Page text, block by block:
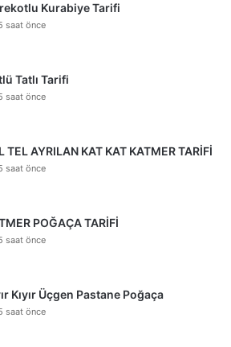
Kurabiye Tarifi
saat önce
Tatlı Tarifi
saat önce
TEL AYRILAN KAT KAT KATMER TARİFİ
saat önce
POĞAÇA TARİFİ
saat önce
Kıyır Üçgen Pastane Poğaça
saat önce